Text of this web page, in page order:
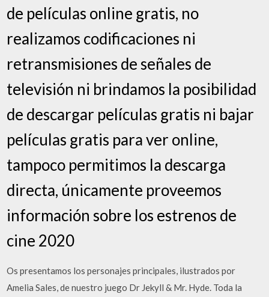
de películas online gratis, no
realizamos codificaciones ni
retransmisiones de señales de
televisión ni brindamos la posibilidad
de descargar películas gratis ni bajar
películas gratis para ver online,
tampoco permitimos la descarga
directa, únicamente proveemos
información sobre los estrenos de
cine 2020
Os presentamos los personajes principales, ilustrados por
Amelia Sales, de nuestro juego Dr Jekyll & Mr. Hyde. Toda la